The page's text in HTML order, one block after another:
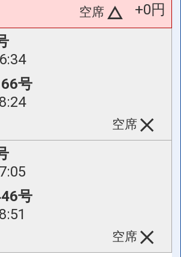
空席
+0円
号
空席
号
空席